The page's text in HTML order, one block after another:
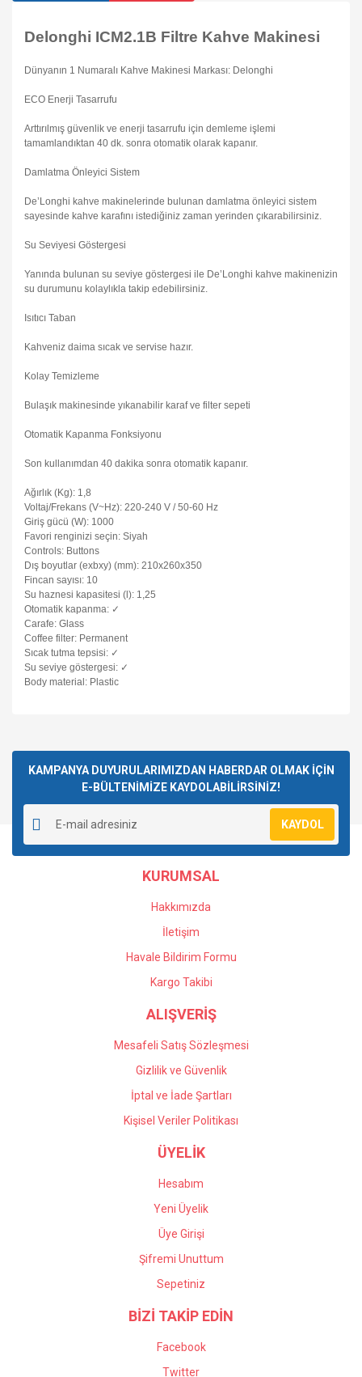
Delonghi ICM2.1B Filtre Kahve Makinesi
Dünyanın 1 Numaralı Kahve Makinesi Markası: Delonghi
ECO Enerji Tasarrufu
Arttırılmış güvenlik ve enerji tasarrufu için demleme işlemi
tamamlandıktan 40 dk. sonra otomatik olarak kapanır.
Damlatma Önleyici Sistem
De’Longhi kahve makinelerinde bulunan damlatma önleyici sistem
sayesinde kahve karafını istediğiniz zaman yerinden çıkarabilirsiniz.
Su Seviyesi Göstergesi
Yanında bulunan su seviye göstergesi ile De’Longhi kahve makinenizin
su durumunu kolaylıkla takip edebilirsiniz.
Isıtıcı Taban
Kahveniz daima sıcak ve servise hazır.
Kolay Temizleme
Bulaşık makinesinde yıkanabilir karaf ve filter sepeti
Otomatik Kapanma Fonksiyonu
Son kullanımdan 40 dakika sonra otomatik kapanır.
Ağırlık (Kg): 1,8
Voltaj/Frekans (V~Hz): 220-240 V / 50-60 Hz
Giriş gücü (W): 1000
Favori renginizi seçin: Siyah
Controls: Buttons
Dış boyutlar (exbxy) (mm): 210x260x350
Fincan sayısı: 10
Su haznesi kapasitesi (l): 1,25
Otomatik kapanma: ✓
Carafe: Glass
Coffee filter: Permanent
Sıcak tutma tepsisi: ✓
Su seviye göstergesi: ✓
Body material: Plastic
KAMPANYA DUYURULARIMIZDAN HABERDAR OLMAK İÇİN
E-BÜLTENİMİZE KAYDOLABİLİRSİNİZ!
KAYDOL
KURUMSAL
Hakkımızda
İletişim
Havale Bildirim Formu
Kargo Takibi
ALIŞVERİŞ
Mesafeli Satış Sözleşmesi
Gizlilik ve Güvenlik
İptal ve İade Şartları
Kişisel Veriler Politikası
ÜYELİK
Hesabım
Yeni Üyelik
Üye Girişi
Şifremi Unuttum
Sepetiniz
BİZİ TAKİP EDİN
Facebook
Twitter